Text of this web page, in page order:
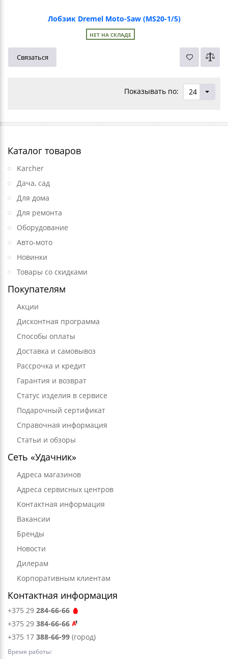
Лобзик Dremel Moto-Saw (MS20-1/5)
НЕТ НА СКЛАДЕ
Связаться
Показывать по: 24
Каталог товаров
Karcher
Дача, сад
Для дома
Для ремонта
Оборудование
Авто-мото
Новинки
Товары со скидками
Покупателям
Акции
Дисконтная программа
Способы оплаты
Доставка и самовывоз
Рассрочка и кредит
Гарантия и возврат
Статус изделия в сервисе
Подарочный сертификат
Справочная информация
Статьи и обзоры
Сеть «Удачник»
Адреса магазинов
Адреса сервисных центров
Контактная информация
Вакансии
Бренды
Новости
Дилерам
Корпоративным клиентам
Контактная информация
+375 29 284-66-66
+375 29 384-66-66
+375 17 388-66-99 (город)
Время работы: